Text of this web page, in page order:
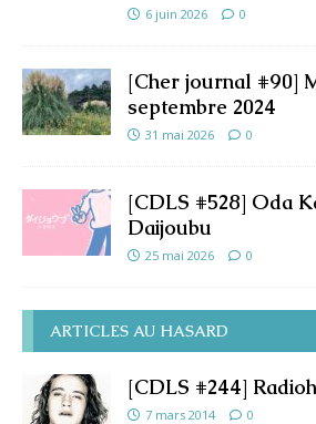
6 juin 2026 0
[Cher journal #90]
septembre 2024
31 mai 2026 0
[CDLS #528] Oda
Daijoubu
25 mai 2026 0
ARTICLES AU HASARD
[CDLS #244]
7 mars 2014 0